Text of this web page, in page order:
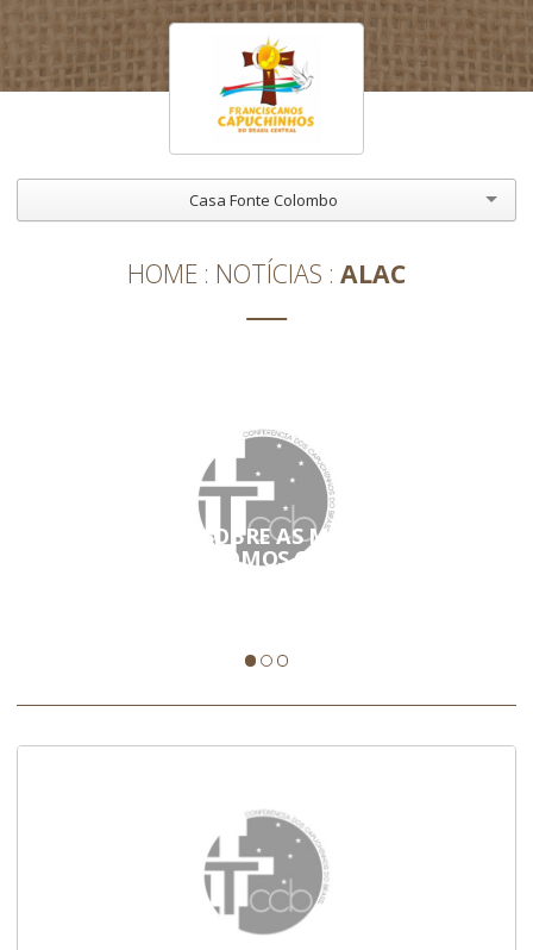
Casa Fonte Colombo
HOME NOTÍCIAS ALAC
CAPUCHINHOS SOBRE AS MISSÕES: 'SE NÃO
AMARMOS NÃO SOMOS CRISTÃOS'